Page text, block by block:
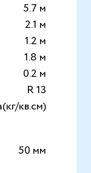
5.7 м
2.1 м
1.2 м
1.8 м
0.2 м
R 13
кв.см)
50 мм